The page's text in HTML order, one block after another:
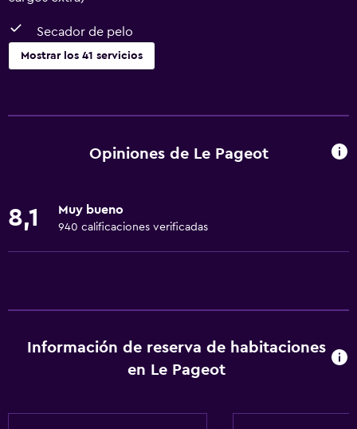
Secador de pelo
Mostrar los 41 servicios
Wifi gratis
Toallas
Alarma de humo
Baño
Opiniones de Le Pageot
8,1 Muy bueno
940 calificaciones verificadas
Información de reserva de habitaciones
en Le Pageot